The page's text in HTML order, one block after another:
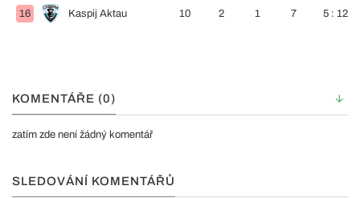
16 Kaspij Aktau 10 2 1 7 5 : 12
KOMENTÁŘE (0)
zatím zde není žádný komentář
SLEDOVÁNÍ KOMENTÁŘŮ